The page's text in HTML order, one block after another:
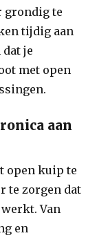
grondig te
tijdig aan
je
met open
aan
open kuip te
te zorgen dat
Van
en